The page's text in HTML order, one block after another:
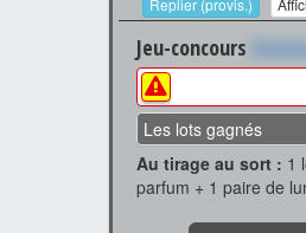
Replier (provis.)
Jeu-concours
Les lots gagnés
Au tirage au sort : 1
parfum + 1 paire de